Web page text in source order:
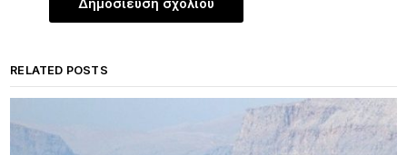
RELATED POSTS